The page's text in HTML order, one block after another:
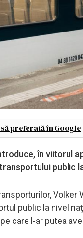
preferată în Google
în viitorul
public
Volker
public la nivel
care l-ar putea